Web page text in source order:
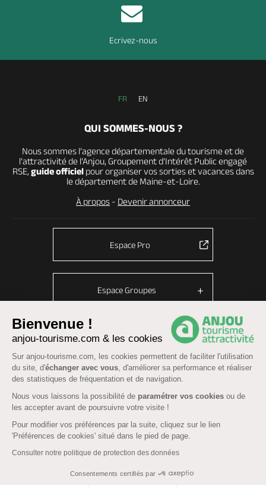
Bienvenue !
anjou-tourisme.com & les cookies
Sur anjou-tourisme.com, les cookies permettent de faciliter l'utilisation
du site, d'échanger avec vous, d'améliorer sa performance et réaliser
des statistiques de fréquentation et de navigation.
Nous vous laissons la possibilité de paramétrer vos cookies ou de
les accepter avant de poursuivre votre visite !
Pour modifier vos préférences par la suite, cliquez sur le lien
'Préférences de cookies' situé dans le pied de page.
Consulter notre politique de protection des données
Consentements certifiés par
Ecrivez-nous
FR EN
QUI SOMMES-NOUS ?
Nous sommes l’agence départementale du tourisme et de
l’attractivité de l’Anjou, Groupement d’Intérêt Public engagé
RSE, guide officielpour organiser vos sorties et vacances dans
le département de Maine-et-Loire.
À propos - Devenir annonceur
Espace Pro
Espace Groupes
© Anjou tourisme 2026 -Plan du site-Fonctionnement du site
Mentions légales Données personnelles
CGU Réservation-Accessibilité : partiellement conforme